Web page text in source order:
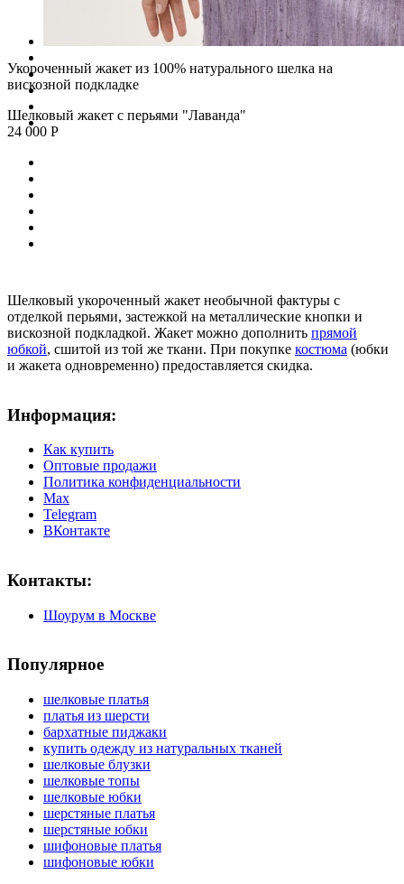
Укороченный жакет из 100% натурального шелка на
вискозной подкладке
Шелковый жакет с перьями "Лаванда"
24 000 Р
Шелковый укороченный жакет необычной фактуры с
отделкой перьями, застежкой на металлические кнопки и
вискозной подкладкой. Жакет можно дополнить прямой
юбкой, сшитой из той же ткани. При покупке костюма (юбки
и жакета одновременно) предоставляется скидка.
Информация:
Как купить
Оптовые продажи
Политика конфиденциальности
Max
Telegram
ВКонтакте
Контакты:
Шоурум в Москве
Популярное
шелковые платья
платья из шерсти
бархатные пиджаки
купить одежду из натуральных тканей
шелковые блузки
шелковые топы
шелковые юбки
шерстяные платья
шерстяные юбки
шифоновые платья
шифоновые юбки